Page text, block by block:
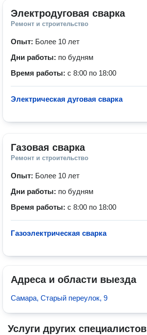
Электродуговая сварка
Ремонт и строительство
Опыт: Более 10 лет
Дни работы: по будням
Время работы: с 8:00 по 18:00
Электрическая дуговая сварка
Газовая сварка
Ремонт и строительство
Опыт: Более 10 лет
Дни работы: по будням
Время работы: с 8:00 по 18:00
Газоэлектрическая сварка
Адреса и области выезда
Самара, Старый переулок, 9
Услуги других специалистов